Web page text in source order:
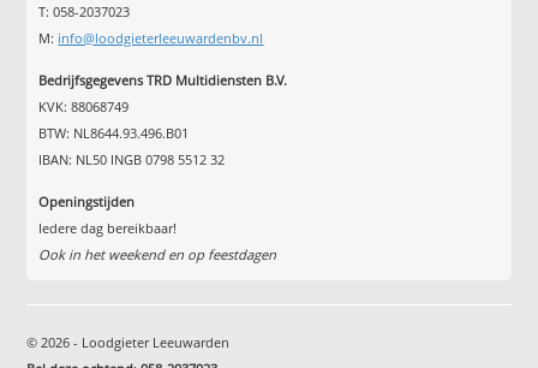
T: 058-2037023
M: info@loodgieterleeuwardenbv.nl
Bedrijfsgegevens TRD Multidiensten B.V.
KVK: 88068749
BTW: NL8644.93.496.B01
IBAN: NL50 INGB 0798 5512 32
Openingstijden
Iedere dag bereikbaar!
Ook in het weekend en op feestdagen
© 2026 - Loodgieter Leeuwarden